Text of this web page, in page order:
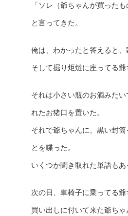
「ソレ（爺ちゃんが買った
と言ってきた。
俺は、わかったと答えると、
そして掘り炬燵に座ってる
それは小さい瓶のお酒みた
れたお猪口を置いた。
それで爺ちゃんに、黒い封
とを喋った。
いくつか聞き取れた単語も
次の日、車椅子に乗ってる爺
買い出しに付いて来た爺ち